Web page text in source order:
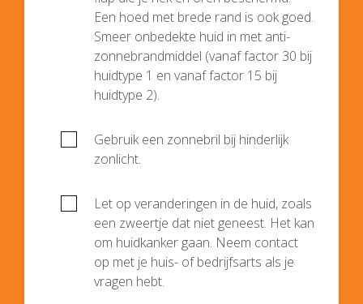
Een hoed met brede rand is ook goed.
Smeer onbedekte huid in met anti-
zonnebrandmiddel (vanaf factor 30 bij
huidtype 1 en vanaf factor 15 bij
huidtype 2).
Gebruik een zonnebril bij hinderlijk
zonlicht.
Let op veranderingen in de huid, zoals
een zweertje dat niet geneest. Het kan
om huidkanker gaan. Neem contact
op met je huis- of bedrijfsarts als je
vragen hebt.